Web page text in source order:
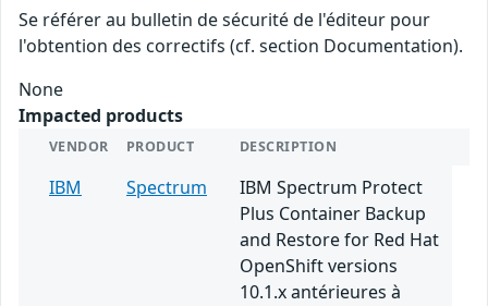
Se référer au bulletin de sécurité de l'éditeur pour
l'obtention des correctifs (cf. section Documentation).
None
Impacted products
VENDOR PRODUCT DESCRIPTION
IBM Spectrum
IBM Spectrum Protect
Plus Container Backup
and Restore for Red Hat
OpenShift versions
10.1.x antérieures à